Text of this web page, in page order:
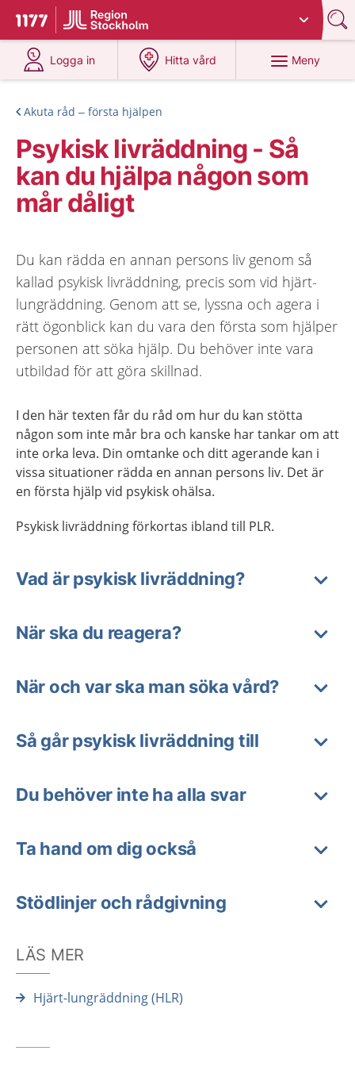
Till startsidan för 1177
Du har valt region
Logga in
på 1177.se
Hitta vård
på 1177.se
Meny
Akuta råd – första hjälpen
Psykisk livräddning - Så
kan du hjälpa någon som
mår dåligt
Du kan rädda en annan persons liv genom så
kallad psykisk livräddning, precis som vid hjärt-
lungräddning. Genom att se, lyssna och agera i
rätt ögonblick kan du vara den första som hjälper
personen att söka hjälp. Du behöver inte vara
utbildad för att göra skillnad.
I den här texten får du råd om hur du kan stötta
någon som inte mår bra och kanske har tankar om att
inte orka leva. Din omtanke och ditt agerande kan i
vissa situationer rädda en annan persons liv. Det är
en första hjälp vid psykisk ohälsa.
Psykisk livräddning förkortas ibland till PLR.
Vad är psykisk livräddning?
När ska du reagera?
När och var ska man söka vård?
Så går psykisk livräddning till
Du behöver inte ha alla svar
Ta hand om dig också
Stödlinjer och rådgivning
LÄS MER
Hjärt-lungräddning (HLR)